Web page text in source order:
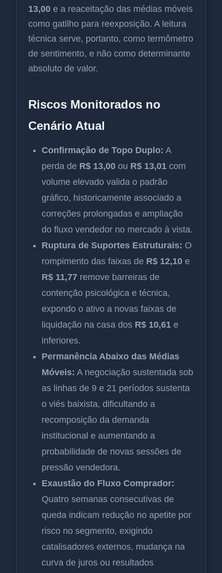
13,00 e a reaceitação das médias móveis
como gatilho para reexposição. A leitura
técnica serve, portanto, como termômetro
de sentimento, e não como determinante
absoluto de valor.
Riscos Monitorados no
Cenário Atual
Confirmação de Topo Duplo: A
perda de R$ 13,00 ou R$ 13,01 com
volume elevado valida o padrão
gráfico, historicamente associado a
correções prolongadas e ampliação
do fluxo vendedor no mercado à vista.
Ruptura de Suportes Estruturais: O
rompimento das faixas de R$ 12,10 e
R$ 11,77 remove barreiras de
contenção psicológica e técnica,
expondo o ativo a novas faixas de
liquidação na casa dos R$ 10,61 e
inferiores.
Permanência Abaixo das Médias
Móveis: A negociação sustentada sob
as linhas de 9 e 21 períodos sustenta
o viés baixista, dificultando a
recomposição da demanda
institucional e aumentando a
probabilidade de novas sessões de
pressão vendedora.
Exaustão do Fluxo Comprador:
Quatro semanas consecutivas de
queda indicam redução no apetite por
risco no segmento, exigindo
catalisadores externos, mudança na
curva de juros ou resultados